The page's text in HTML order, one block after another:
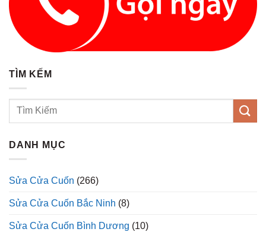
TÌM KẾM
DANH MỤC
Sửa Cửa Cuốn (266)
Sửa Cửa Cuốn Bắc Ninh (8)
Sửa Cửa Cuốn Bình Dương (10)